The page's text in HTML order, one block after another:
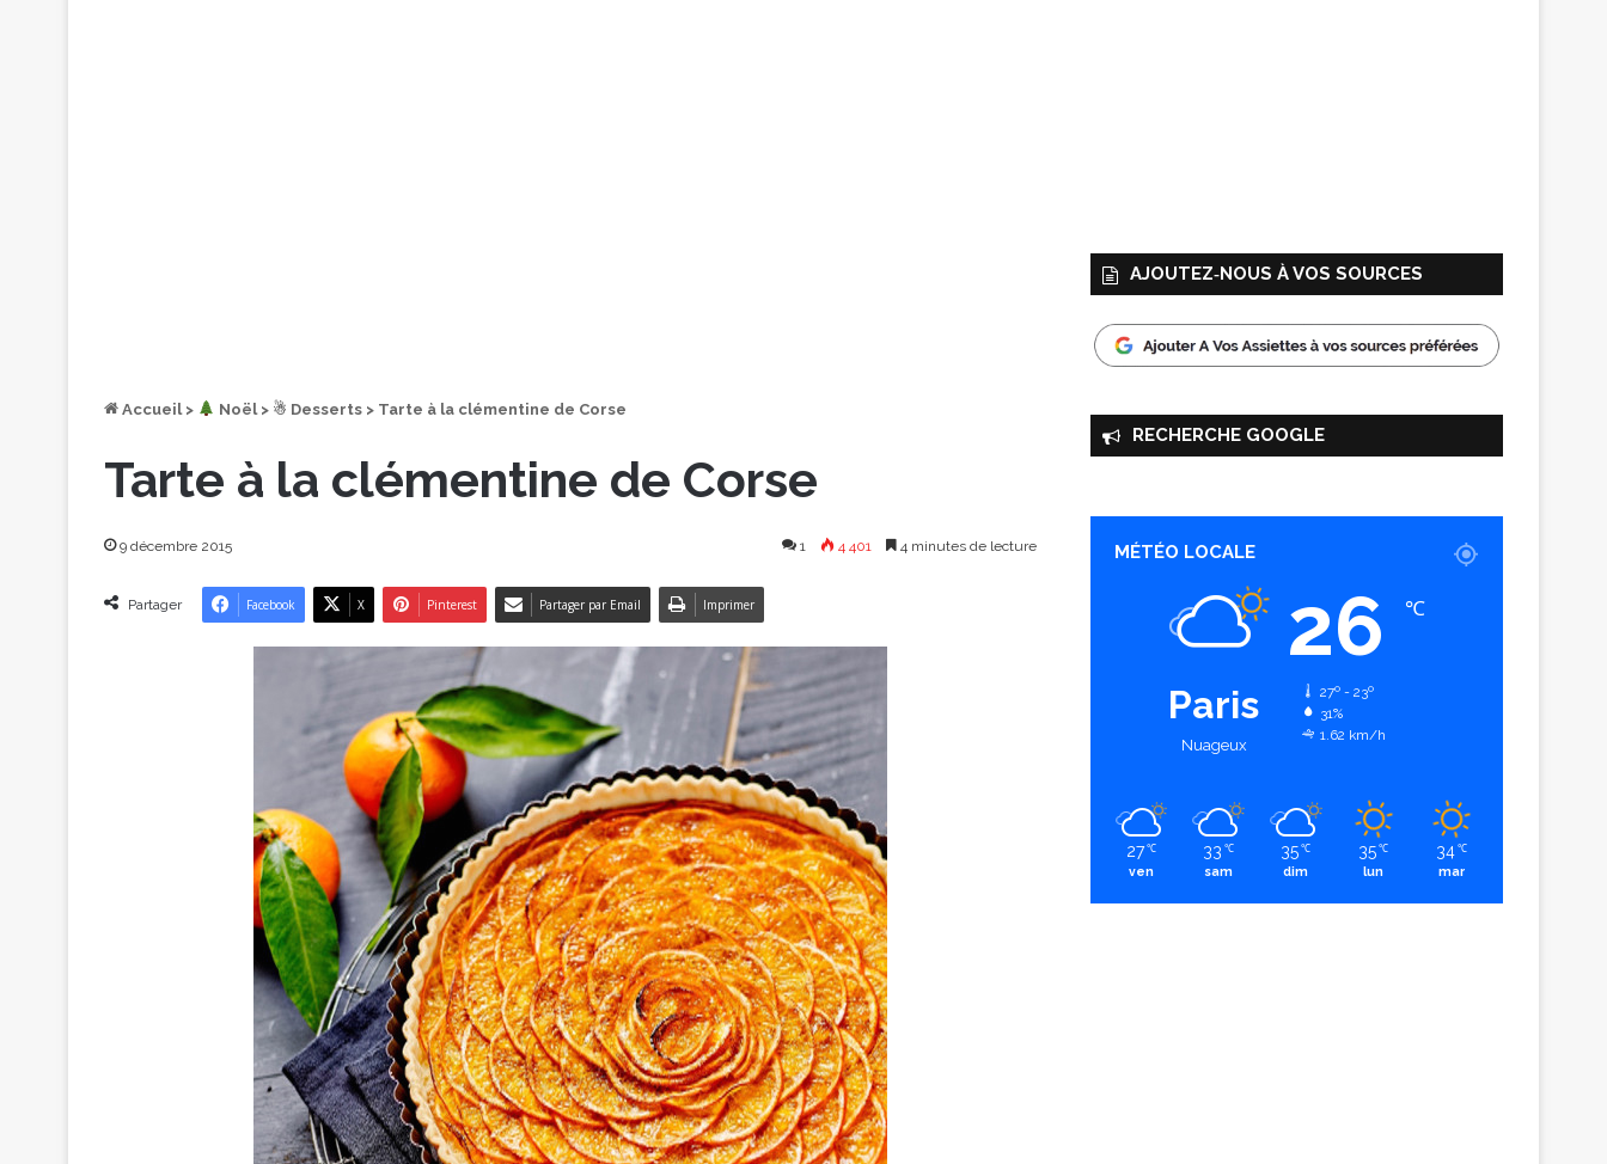
Accueil > ︎ Noël > ☃ Desserts > Tarte à la clémentine de Corse
Tarte à la clémentine de Corse
9 décembre 2015 1 4 401 4 minutes de lecture
Partager Facebook X Pinterest Partager par Email Imprimer
AJOUTEZ‑NOUS À VOS SOURCES
RECHERCHE GOOGLE
MÉTÉO LOCALE
Paris
Nuageux
26 ℃
27º - 23º
31%
1.62 km/h
27 ℃
ven
33 ℃
sam
35 ℃
dim
35 ℃
lun
34 ℃
mar